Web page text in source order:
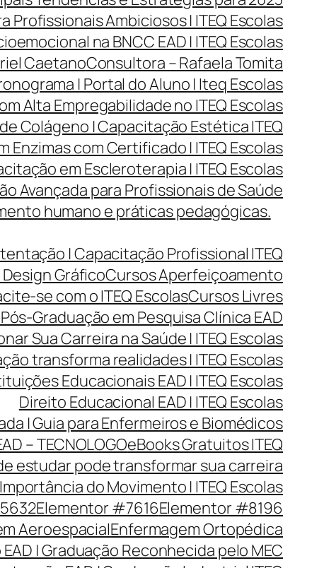
Profissionais Ambiciosos | ITEQ Escolas
na BNCC EAD | ITEQ Escolas
CaetanoConsultora – Rafaela Tomita
| Portal do Aluno | Iteq Escolas
Alta Empregabilidade no ITEQ Escolas
Colágeno | Capacitação Estética ITEQ
Enzimas com Certificado | ITEQ Escolas
em Escleroterapia | ITEQ Escolas
Avançada para Profissionais de Saúde
humano e práticas pedagógicas.
| Capacitação Profissional ITEQ
GráficoCursos Aperfeiçoamento
se com o ITEQ EscolasCursos Livres
Graduação em Pesquisa Clínica EAD
Sua Carreira na Saúde | ITEQ Escolas
transforma realidades | ITEQ Escolas
Educacionais EAD | ITEQ Escolas
Direito Educacional EAD | ITEQ Escolas
| Guia para Enfermeiros e Biomédicos
– TECNOLOGOeBooks Gratuitos ITEQ
estudar pode transformar sua carreira
do Movimento | ITEQ Escolas
Elementor #7616Elementor #8196
AeroespacialEnfermagem Ortopédica
| Graduação Reconhecida pelo MEC